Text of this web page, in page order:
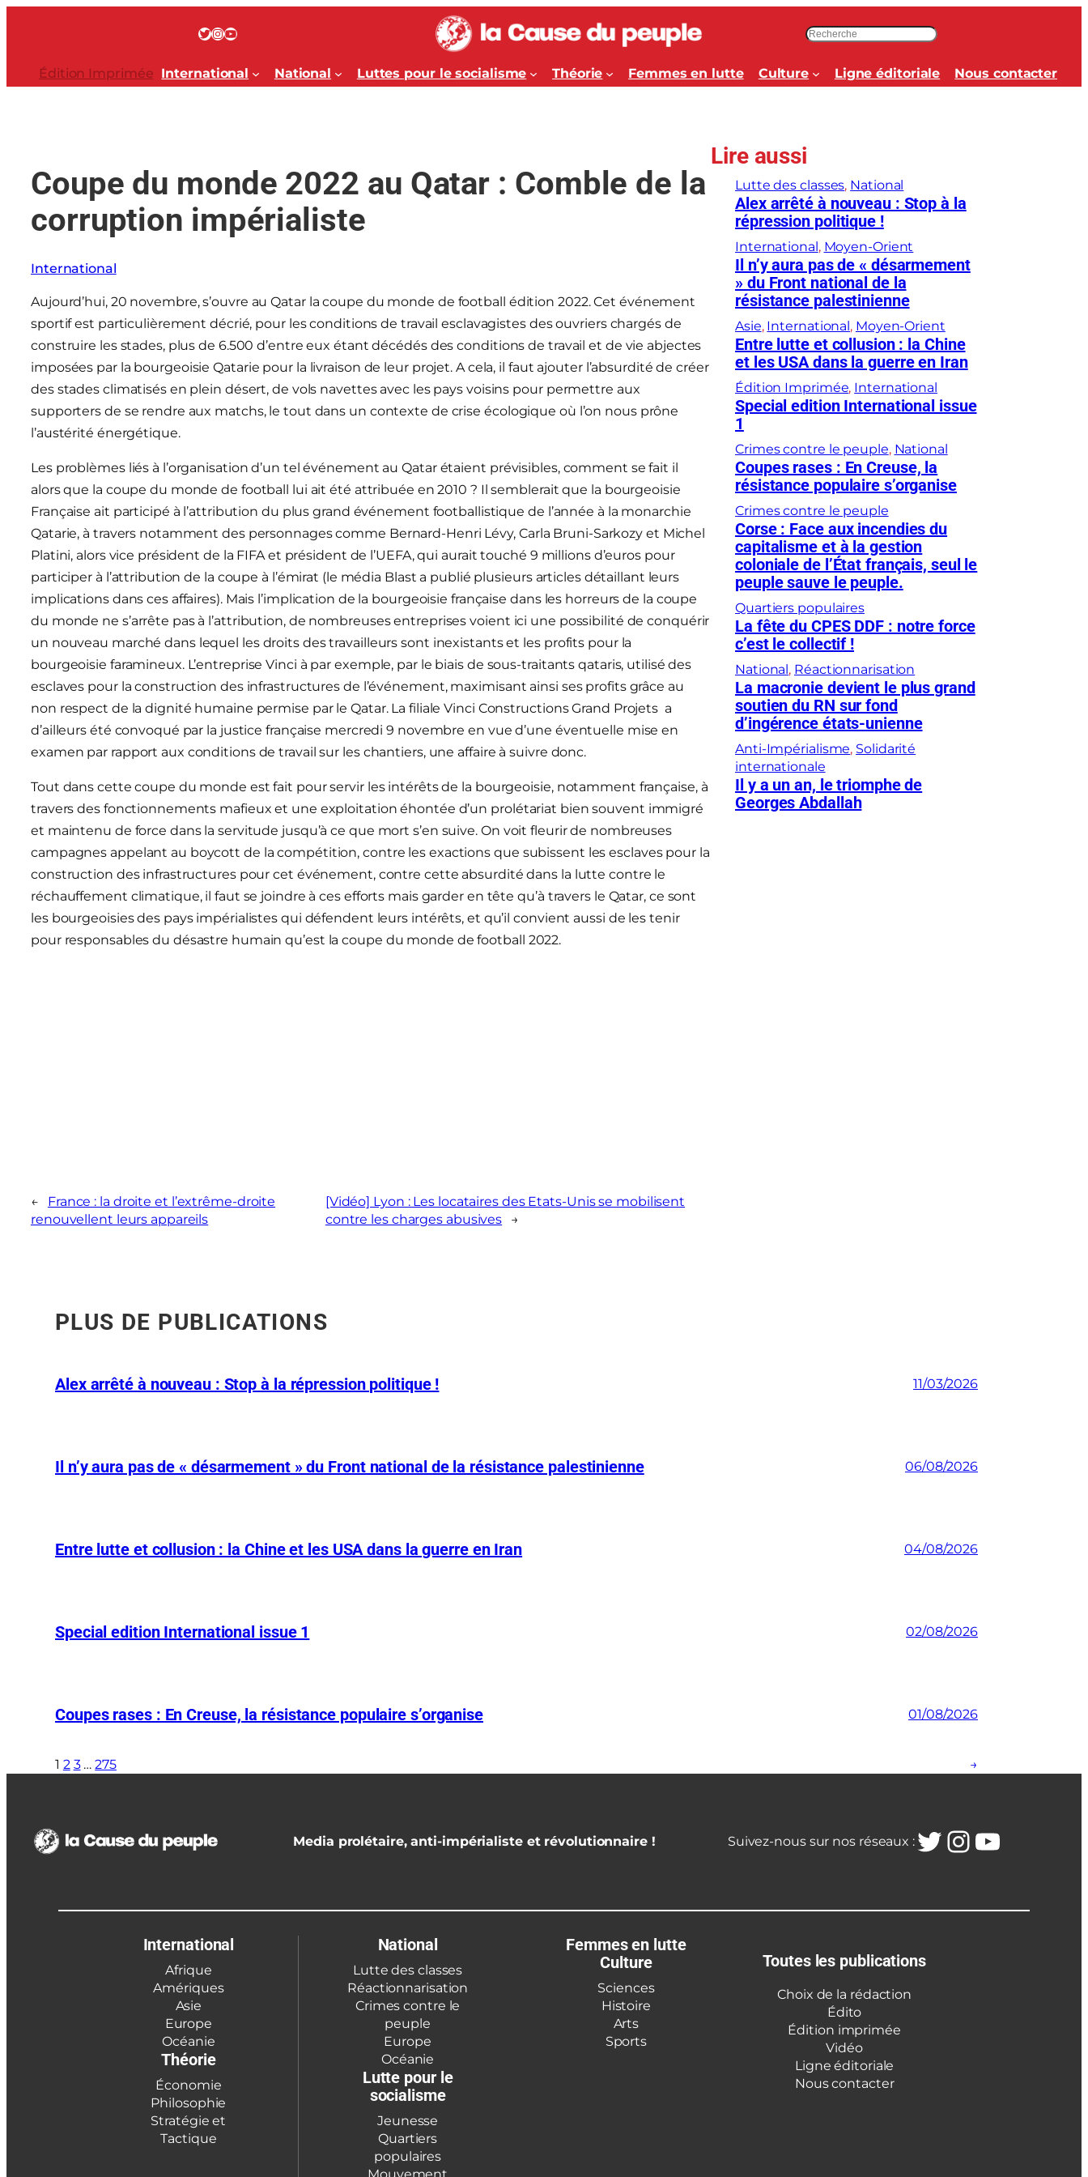
Twitter InstagramYouTube
c
h
h
r
Édition Imprimée International National Luttes pour le socialisme Théorie Femmes en lutte Culture Ligne éditoriale Nous contacter
Coupe du monde 2022 au Qatar : Comble de la
corruption impérialiste
International
Aujourd’hui, 20 novembre, s’ouvre au Qatar la coupe du monde de football édition 2022. Cet événement
sportif est particulièrement décrié, pour les conditions de travail esclavagistes des ouvriers chargés de
construire les stades, plus de 6.500 d’entre eux étant décédés des conditions de travail et de vie abjectes
imposées par la bourgeoisie Qatarie pour la livraison de leur projet. A cela, il faut ajouter l’absurdité de créer
des stades climatisés en plein désert, de vols navettes avec les pays voisins pour permettre aux
supporters de se rendre aux matchs, le tout dans un contexte de crise écologique où l’on nous prône
l’austérité énergétique.
Les problèmes liés à l’organisation d’un tel événement au Qatar étaient prévisibles, comment se fait il
alors que la coupe du monde de football lui ait été attribuée en 2010 ? Il semblerait que la bourgeoisie
Française ait participé à l’attribution du plus grand événement footballistique de l’année à la monarchie
Qatarie, à travers notamment des personnages comme Bernard-Henri Lévy, Carla Bruni-Sarkozy et Michel
Platini, alors vice président de la FIFA et président de l’UEFA, qui aurait touché 9 millions d’euros pour
participer à l’attribution de la coupe à l’émirat (le média Blast a publié plusieurs articles détaillant leurs
implications dans ces affaires). Mais l’implication de la bourgeoisie française dans les horreurs de la coupe
du monde ne s’arrête pas à l’attribution, de nombreuses entreprises voient ici une possibilité de conquérir
un nouveau marché dans lequel les droits des travailleurs sont inexistants et les profits pour la
bourgeoisie faramineux. L’entreprise Vinci à par exemple, par le biais de sous-traitants qataris, utilisé des
esclaves pour la construction des infrastructures de l’événement, maximisant ainsi ses profits grâce au
non respect de la dignité humaine permise par le Qatar. La filiale Vinci Constructions Grand Projets a
d’ailleurs été convoqué par la justice française mercredi 9 novembre en vue d’une éventuelle mise en
examen par rapport aux conditions de travail sur les chantiers, une affaire à suivre donc.
Tout dans cette coupe du monde est fait pour servir les intérêts de la bourgeoisie, notamment française, à
travers des fonctionnements mafieux et une exploitation éhontée d’un prolétariat bien souvent immigré
et maintenu de force dans la servitude jusqu’à ce que mort s’en suive. On voit fleurir de nombreuses
campagnes appelant au boycott de la compétition, contre les exactions que subissent les esclaves pour la
construction des infrastructures pour cet événement, contre cette absurdité dans la lutte contre le
réchauffement climatique, il faut se joindre à ces efforts mais garder en tête qu’à travers le Qatar, ce sont
les bourgeoisies des pays impérialistes qui défendent leurs intérêts, et qu’il convient aussi de les tenir
pour responsables du désastre humain qu’est la coupe du monde de football 2022.
←
France : la droite et l’extrême-droite
renouvellent leurs appareils
[Vidéo] Lyon : Les locataires des Etats-Unis se mobilisent
contre les charges abusives
→
Lire aussi
Lutte des classes, National
Alex arrêté à nouveau : Stop à la
répression politique !
International, Moyen-Orient
Il n’y aura pas de « désarmement
» du Front national de la
résistance palestinienne
Asie, International, Moyen-Orient
Entre lutte et collusion : la Chine
et les USA dans la guerre en Iran
Édition Imprimée, International
Special edition International issue
1
Crimes contre le peuple, National
Coupes rases : En Creuse, la
résistance populaire s’organise
Crimes contre le peuple
Corse : Face aux incendies du
capitalisme et à la gestion
coloniale de l’État français, seul le
peuple sauve le peuple.
Quartiers populaires
La fête du CPES DDF : notre force
c’est le collectif !
National, Réactionnarisation
La macronie devient le plus grand
soutien du RN sur fond
d’ingérence états-unienne
Anti-Impérialisme, Solidarité
internationale
Il y a un an, le triomphe de
Georges Abdallah
PLUS DE PUBLICATIONS
Alex arrêté à nouveau : Stop à la répression politique ! 11/03/2026
Il n’y aura pas de « désarmement » du Front national de la résistance palestinienne 06/08/2026
Entre lutte et collusion : la Chine et les USA dans la guerre en Iran 04/08/2026
Special edition International issue 1 02/08/2026
Coupes rases : En Creuse, la résistance populaire s’organise 01/08/2026
1 2 3 … 275 →
Media prolétaire, anti-impérialiste et révolutionnaire ! Suivez-nous sur nos réseaux :Twitter
International
Afrique
Amériques
Asie
Europe
Océanie
Théorie
Économie
Philosophie
Stratégie et
Tactique
National
Lutte des classes
Réactionnarisation
Crimes contre le
peuple
Europe
Océanie
Lutte pour le
socialisme
Jeunesse
Quartiers
populaires
Mouvement
Femmes en lutte
Culture
Sciences
Histoire
Arts
Sports
Toutes les publications
Choix de la rédaction
Édito
Édition imprimée
Vidéo
Ligne éditoriale
Nous contacter